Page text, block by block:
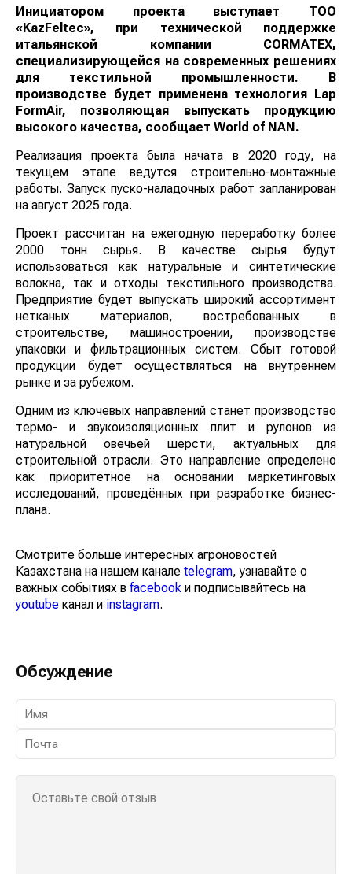
Инициатором проекта выступает ТОО «KazFeltec»,
при технической поддержке итальянской
компании CORMATEX, специализирующейся на
современных решениях для текстильной
промышленности. В производстве будет
применена технология Lap FormAir, позволяющая
выпускать продукцию высокого качества,
сообщает World of NAN.
Реализация проекта была начата в 2020 году, на
текущем этапе ведутся строительно-монтажные
работы. Запуск пуско-наладочных работ
запланирован на август 2025 года.
Проект рассчитан на ежегодную переработку более
2000 тонн сырья. В качестве сырья будут
использоваться как натуральные и синтетические
волокна, так и отходы текстильного производства.
Предприятие будет выпускать широкий ассортимент
нетканых материалов, востребованных в
строительстве, машиностроении, производстве
упаковки и фильтрационных систем. Сбыт готовой
продукции будет осуществляться на внутреннем
рынке и за рубежом.
Одним из ключевых направлений станет
производство термо- и звукоизоляционных плит и
рулонов из натуральной овечьей шерсти, актуальных
для строительной отрасли. Это направление
определено как приоритетное на основании
маркетинговых исследований, проведённых при
разработке бизнес-плана.
Смотрите больше интересных агроновостей
Казахстана на нашем каналеtelegram , узнавайте о
важных событиях вfacebook и подписывайтесь на
youtube канал иinstagram
Обсуждение